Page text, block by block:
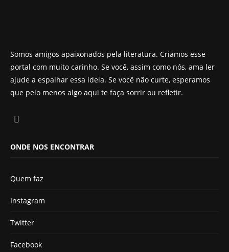
Somos amigos apaixonados pela literatura. Criamos esse
portal com muito carinho. Se você, assim como nós, ama ler
ajude a espalhar essa ideia. Se você não curte, esperamos
que pelo menos algo aqui te faça sorrir ou refletir.
ONDE NOS ENCONTRAR
Quem faz
Instagram
Twitter
Facebook